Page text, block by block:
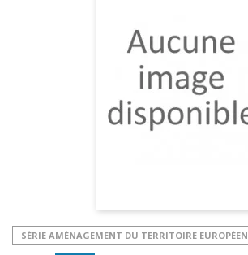
SÉRIE AMÉNAGEMENT DU TERRITOIRE EUROPÉEN